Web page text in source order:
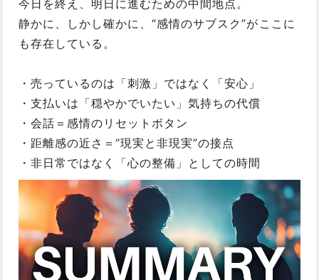
今日を終え、明日に進むための中間地点。
静かに、しかし確かに、“感情のサブスク”がここに
も存在している。
・売っているのは「刺激」ではなく「安心」
・支払いは「穏やかでいたい」気持ちの代償
・会話＝感情のリセットボタン
・距離感の近さ＝“現実と非現実”の接点
・非日常ではなく「心の整備」としての時間